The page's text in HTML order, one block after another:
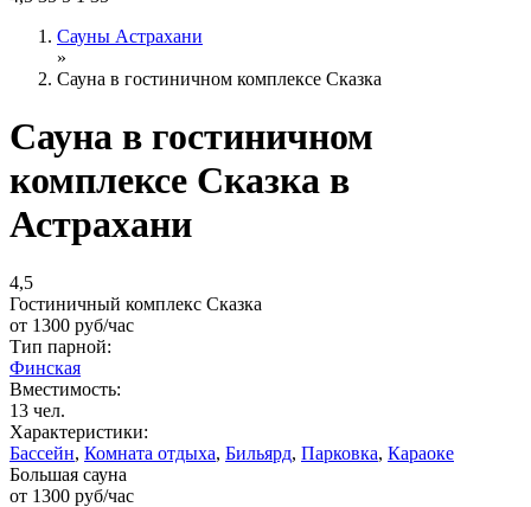
Сауны Астрахани
»
Сауна в гостиничном комплексе Сказка
Сауна в гостиничном
комплексе Сказка в
Астрахани
4,5
Гостиничный комплекс Сказка
от 1300 руб/час
Тип парной:
Финская
Вместимость:
13 чел.
Характеристики:
Бассейн, Комната отдыха, Бильярд, Парковка, Караоке
Большая сауна
от 1300 руб/час